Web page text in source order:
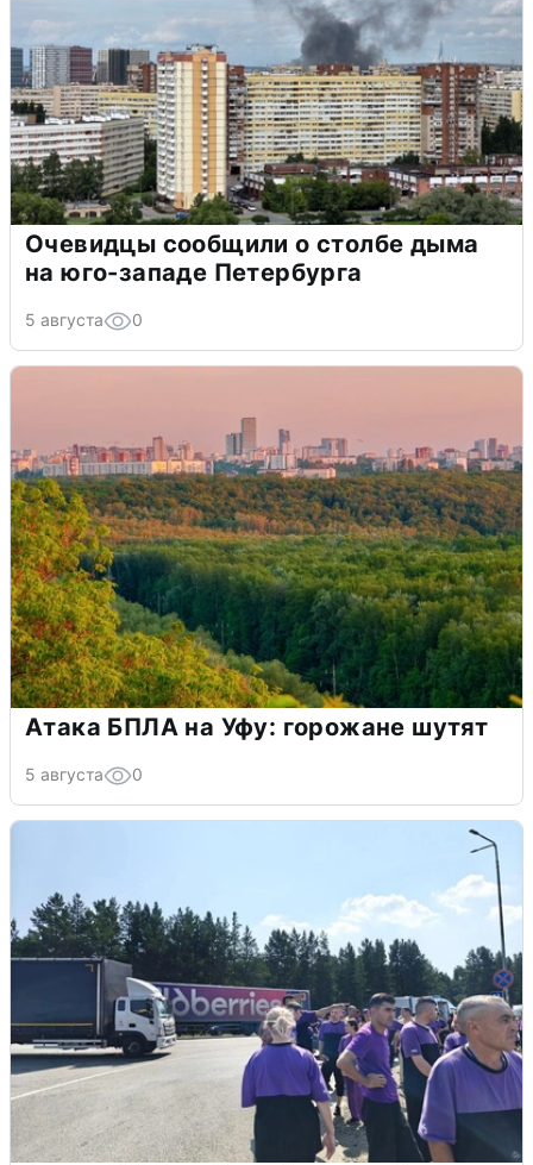
Очевидцы сообщили о столбе дыма
на юго-западе Петербурга
5 августа 0
Атака БПЛА на Уфу: горожане шутят
5 августа 0